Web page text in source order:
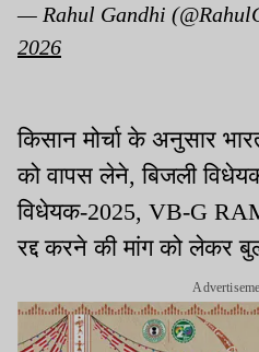
— Rahul Gandhi
2026
किसान मोर्चा के अनुसार
को वापस लेने, बिजली
विधेयक-2025, VB-G
रद्द करने की मांग को लेकर